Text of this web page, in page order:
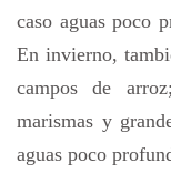
caso aguas poco
En invierno,
campos de
marismas y
aguas poco